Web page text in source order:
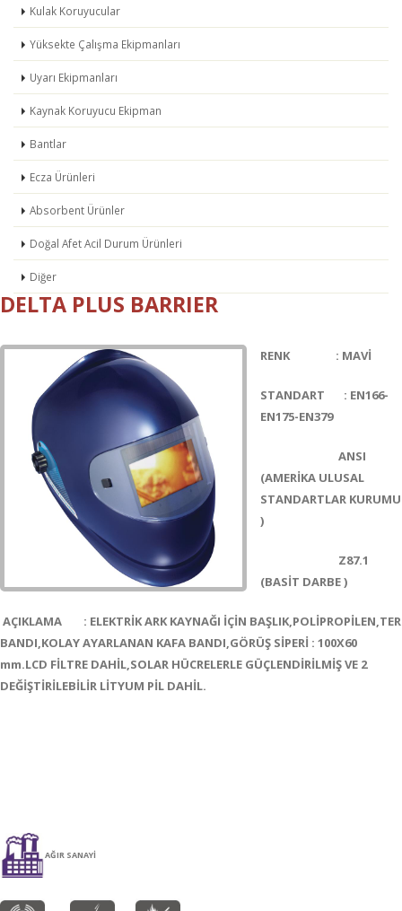
Kulak Koruyucular
Yüksekte Çalışma Ekipmanları
Uyarı Ekipmanları
Kaynak Koruyucu Ekipman
Bantlar
Ecza Ürünleri
Absorbent Ürünler
Doğal Afet Acil Durum Ürünleri
Diğer
DELTA PLUS BARRIER
RENK : MAVİ
STANDART : EN166-
EN175-EN379
ANSI
(AMERİKA ULUSAL
STANDARTLAR KURUMU
)
Z87.1
(BASİT DARBE )
AÇIKLAMA : ELEKTRİK ARK KAYNAĞI İÇİN BAŞLIK,POLİPROPİLEN,TER
BANDI,KOLAY AYARLANAN KAFA BANDI,GÖRÜŞ SİPERİ : 100X60
mm.LCD FİLTRE DAHİL,SOLAR HÜCRELERLE GÜÇLENDİRİLMİŞ VE 2
DEĞİŞTİRİLEBİLİR LİTYUM PİL DAHİL.
AĞIR SANAYİ